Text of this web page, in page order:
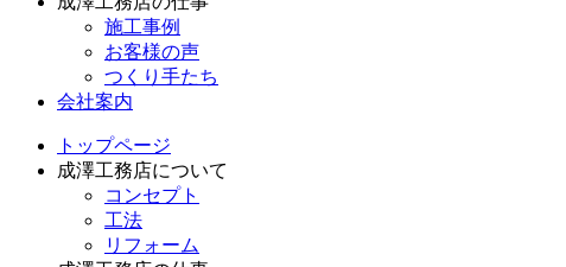
施工事例
お客様の声
つくり手たち
会社案内
トップページ
成澤工務店について
コンセプト
工法
リフォーム